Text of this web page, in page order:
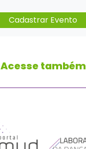
Cadastrar Evento
Acesse também